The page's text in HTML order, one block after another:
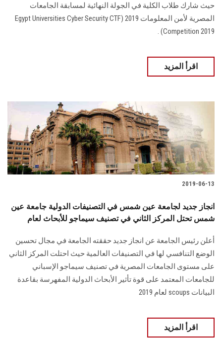
حيث شارك طلاب الكلية في الجولة النهائية لمسابقة الجامعات
المصرية لأمن المعلومات 2019 (Egypt Universities Cyber Security CTF
Competition 2019) .
اقرأ المزيد
2019-06-13
انجاز جديد لجامعة عين شمس في التصنيفات الدولية جامعة عين
شمس تحتل المركز الثاني في تصنيف سيماجو للأبحاث لعام
أعلن رئيس الجامعة عن انجاز جديد حققته الجامعة في مجال تحسين
الوضع التنافسي لها في التصنيفات العالمية حيث احتلت المركز الثاني
على مستوى الجامعات المصرية في تصنيف سيماجو الإسباني
للجامعات المعتمد على قوة تأثير الأبحاث الدولية المفهرسة بقاعدة
البيانات scoups لعام 2019
اقرأ المزيد